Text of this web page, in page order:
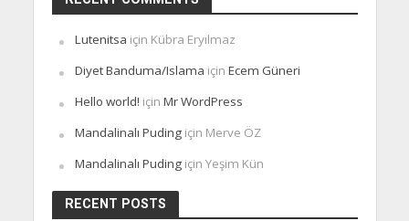
Lutenitsa için Kübra Eryılmaz
Diyet Banduma/Islama için Ecem Güneri
Hello world! için Mr WordPress
Mandalinalı Pudingiçin Merve ÖZ
Mandalinalı Pudingiçin Yeşim Kün
RECENT POSTS